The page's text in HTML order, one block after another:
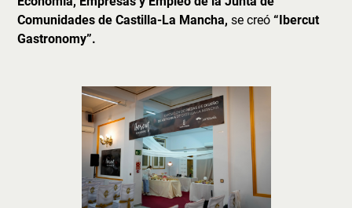
Comunidades de Castilla-La Mancha, se creó“Ibercut
Gastronomy”.